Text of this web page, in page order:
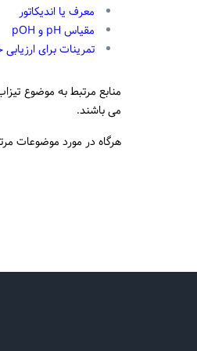
معرف یا اندیکاتور
مقیاس pH و pOH
تمرینات برای
منابع مرتبط به موضوع
می باشند.
هرگاه در مورد موضوعات